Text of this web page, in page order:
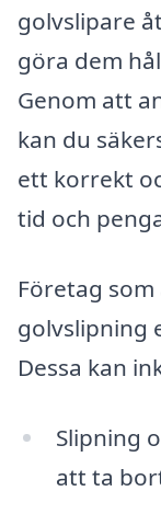
golvslipare
göra dem
Genom att
kan du
ett korrekt
tid och
Företag
golvslipning
Dessa kan
Slipning
att ta